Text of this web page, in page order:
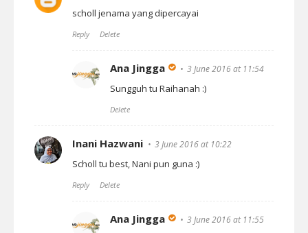
scholl jenama yang dipercayai
Reply Delete
Ana Jingga 3 June 2016 at 11:54
Sungguh tu Raihanah :)
Delete
Inani Hazwani 3 June 2016 at 10:22
Scholl tu best, Nani pun guna :)
Reply Delete
Ana Jingga 3 June 2016 at 11:55